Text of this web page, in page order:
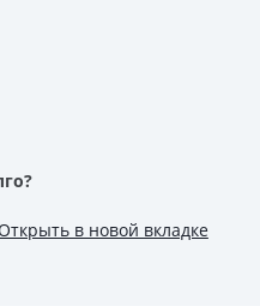
в новой вкладке